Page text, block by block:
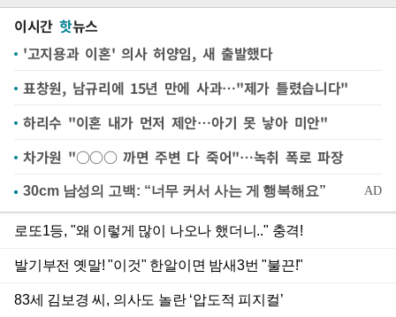
이시간 핫뉴스
'고지용과 이혼' 의사 허양임, 새 출발했다
표창원, 남규리에 15년 만에 사과…"제가 틀렸습니다"
하리수 "이혼 내가 먼저 제안…아기 못 낳아 미안"
차가원 "○○○ 까면 주변 다 죽어"…녹취 폭로 파장